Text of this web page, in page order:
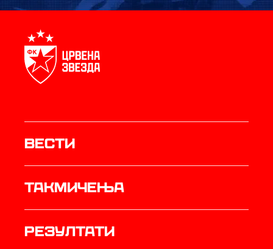
Вести
Такмичења
резултати